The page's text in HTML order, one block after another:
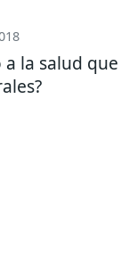
a la salud que